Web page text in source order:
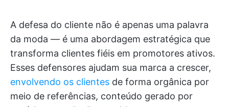
A defesa do cliente não é apenas uma palavra
da moda — é uma abordagem estratégica que
transforma clientes fiéis em promotores ativos.
Esses defensores ajudam sua marca a crescer,
envolvendo os clientes de forma orgânica por
meio de referências, conteúdo gerado por